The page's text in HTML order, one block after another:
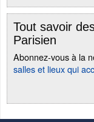
Tout savoir
Parisien
Abonnez-vous à la
salles et lieux qui